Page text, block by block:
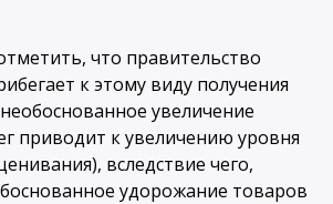
что правительство
к этому виду получения
увеличение
приводит к увеличению уровня
вследствие чего,
удорожание товаров